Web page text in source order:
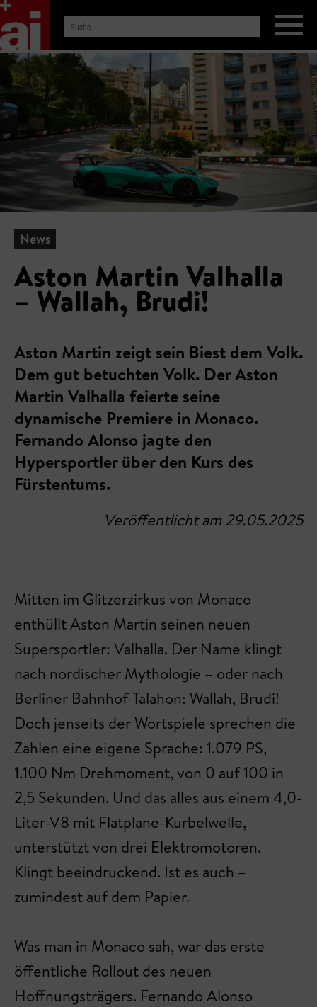
News
Aston Martin Valhalla
– Wallah, Brudi!
Aston Martin zeigt sein Biest dem Volk.
Dem gut betuchten Volk. Der Aston
Martin Valhalla feierte seine
dynamische Premiere in Monaco.
Fernando Alonso jagte den
Hypersportler über den Kurs des
Fürstentums.
Veröffentlicht am 29.05.2025
Mitten im Glitzerzirkus von Monaco
enthüllt Aston Martin seinen neuen
Supersportler: Valhalla. Der Name klingt
nach nordischer Mythologie – oder nach
Berliner Bahnhof-Talahon: Wallah, Brudi!
Doch jenseits der Wortspiele sprechen die
Zahlen eine eigene Sprache: 1.079 PS,
1.100 Nm Drehmoment, von 0 auf 100 in
2,5 Sekunden. Und das alles aus einem 4,0-
Liter-V8 mit Flatplane-Kurbelwelle,
unterstützt von drei Elektromotoren.
Klingt beeindruckend. Ist es auch –
zumindest auf dem Papier.
Was man in Monaco sah, war das erste
öffentliche Rollout des neuen
Hoffnungsträgers. Fernando Alonso